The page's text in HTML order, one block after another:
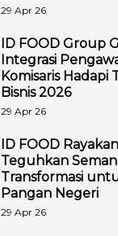
29 Apr 26
ID FOOD Group
Integrasi
Komisaris Hadapi
Bisnis 2026
29 Apr 26
ID FOOD
Teguhkan
Transformasi
Pangan Negeri
29 Apr 26